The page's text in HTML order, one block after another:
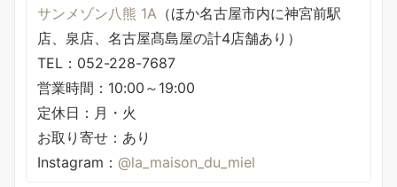
サンメゾン八熊 1A （ほか名古屋市内に神宮前駅
店、泉店、名古屋髙島屋の計4店舗あり）
TEL：052-228-7687
営業時間：10:00～19:00
定休日：月・火
お取り寄せ：あり
Instagram： @la_maison_du_miel